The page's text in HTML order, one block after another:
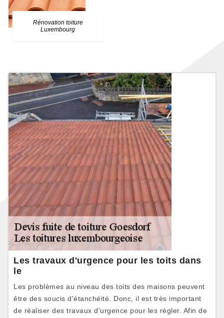
Rénovation toiture
Luxembourg
Les travaux d'urgence pour les toits dans
le
Les problèmes au niveau des toits des maisons peuvent
être des soucis d'étanchéité. Donc, il est très important
de réaliser des travaux d'urgence pour les régler. Afin de